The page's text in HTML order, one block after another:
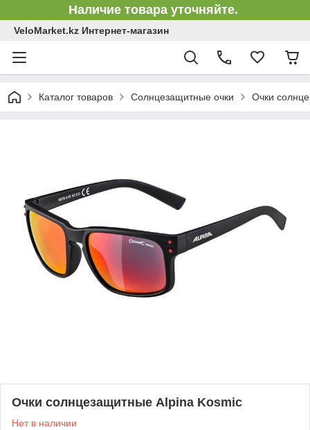
Наличие товара уточняйте.
VeloMarket.kz Интернет-магазин
Каталог товаров Солнцезащитные очки Очки
Очки солнцезащитные Alpina Kosmic
Нет в наличии